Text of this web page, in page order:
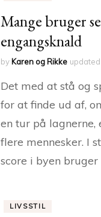
Mange bruger
engangsknald
by Karen og Rikke
Det med at stå og
for at finde ud af,
en tur på
flere mennesker. I
score i byen
LIVSSTIL